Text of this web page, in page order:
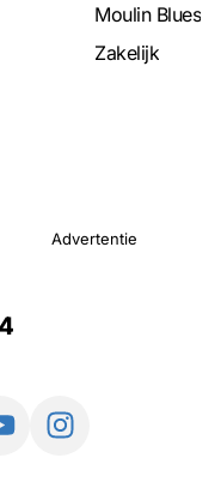
Moulin Blues
Zakelijk
Advertentie